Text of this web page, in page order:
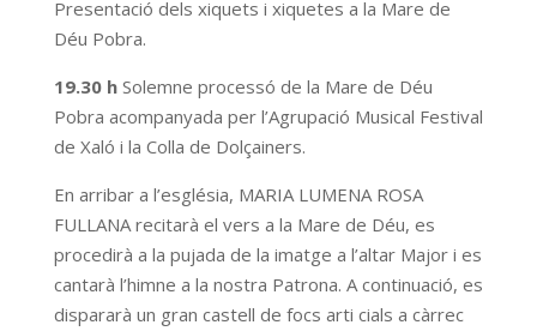
Presentació dels xiquets i xiquetes a la Mare de
Déu Pobra.
19.30 h Solemne processó de la Mare de Déu
Pobra acompanyada per l’Agrupació Musical Festival
de Xaló i la Colla de Dolçainers.
En arribar a l’església, MARIA LUMENA ROSA
FULLANA recitarà el vers a la Mare de Déu, es
procedirà a la pujada de la imatge a l’altar Major i es
cantarà l’himne a la nostra Patrona. A continuació, es
dispararà un gran castell de focs arti cials a càrrec